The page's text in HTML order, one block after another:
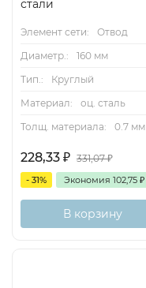
стали
Элемент сети:
Отвод
Диаметр.:
160 мм
Тип.:
Круглый
Материал:
оц. сталь
Толщ. материала:
0.7 мм
228,33 ₽ 331,07₽
- 31% Экономия 102,75 ₽
В корзину